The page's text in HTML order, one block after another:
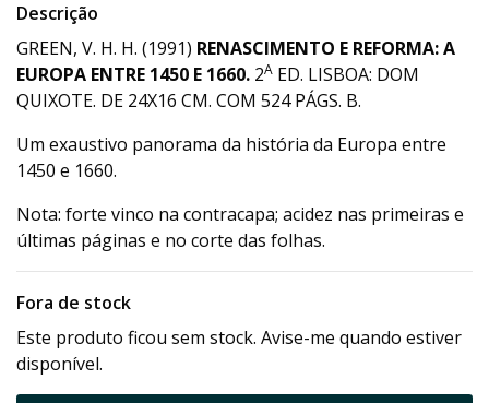
Descrição
GREEN, V. H. H. (1991) RENASCIMENTO E REFORMA: A
EUROPA ENTRE 1450 E 1660. 2A ED. LISBOA: DOM
QUIXOTE. DE 24X16 CM. COM 524 PÁGS. B.
Um exaustivo panorama da história da Europa entre
1450 e 1660.
Nota: forte vinco na contracapa; acidez nas primeiras e
últimas páginas e no corte das folhas.
Fora de stock
Este produto ficou sem stock. Avise-me quando estiver
disponível.